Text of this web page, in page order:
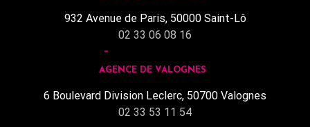
932 Avenue de Paris, 50000 Saint-Lô
02 33 06 08 16
AGENCE DE VALOGNES
6 Boulevard Division Leclerc, 50700 Valognes
02 33 53 11 54